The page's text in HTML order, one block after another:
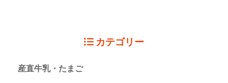
カテゴリー
産直牛乳・たまご